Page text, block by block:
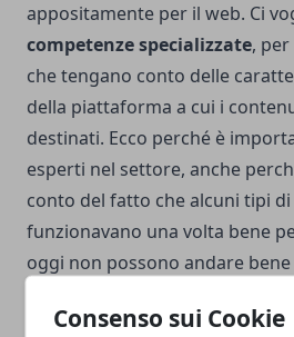
Consenso sui Cookie
appositamente per il web. Ci
competenze specializzate,
che tengano conto delle
della piattaforma a cui i
destinati. Ecco perché è
esperti nel settore, anche
conto del fatto che alcuni tipi
funzionavano una volta bene
oggi non possono andare bene
digitale sono importanti i